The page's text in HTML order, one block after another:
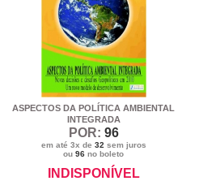
ASPECTOS DA POLÍTICA AMBIENTAL
INTEGRADA
POR: 96
em até 3x de 32 sem juros
ou96 no boleto
INDISPONÍVEL